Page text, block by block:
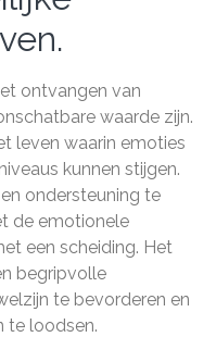
ontvangen van
waarde zijn.
leven waarin emoties
kunnen stijgen.
ondersteuning te
de emotionele
een scheiding. Het
begripvolle
te bevorderen en
te loodsen.